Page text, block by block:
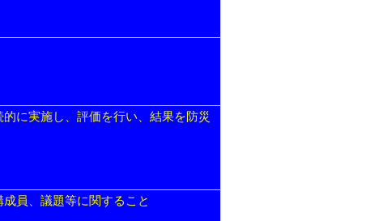
に実施し、評価を行い、結果を防災
員、議題等に関すること